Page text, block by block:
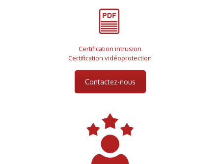
Certification intrusion
Certification vidéoprotection
Contactez-nous